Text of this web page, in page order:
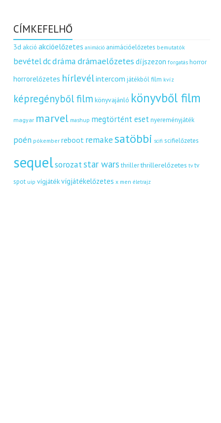
CÍMKEFELHŐ
3d akció akcióelőzetes animáció animációelőzetes bemutatók
bevételdcdráma drámaelőzetes díjszezon forgatás horror
horrorelőzetes hírlevélintercom játékból film kvíz
képregényből film könyvajánló könyvből film
magyar marvel mashup megtörtént eset nyereményjáték
poén pókember reboot remakesatöbbi scifi scifielőzetes
sequelsorozatstar wars thriller thrillerelőzetes tv tv
spot uip vígjátékvígjátékelőzetes x men életrajz